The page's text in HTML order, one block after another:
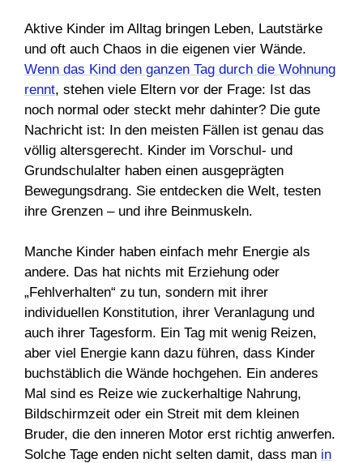
Aktive Kinder im Alltag bringen Leben, Lautstärke
und oft auch Chaos in die eigenen vier Wände.
Wenn das Kind den ganzen Tag durch die Wohnung
rennt, stehen viele Eltern vor der Frage: Ist das
noch normal oder steckt mehr dahinter? Die gute
Nachricht ist: In den meisten Fällen ist genau das
völlig altersgerecht. Kinder im Vorschul- und
Grundschulalter haben einen ausgeprägten
Bewegungsdrang. Sie entdecken die Welt, testen
ihre Grenzen – und ihre Beinmuskeln.
Manche Kinder haben einfach mehr Energie als
andere. Das hat nichts mit Erziehung oder
„Fehlverhalten“ zu tun, sondern mit ihrer
individuellen Konstitution, ihrer Veranlagung und
auch ihrer Tagesform. Ein Tag mit wenig Reizen,
aber viel Energie kann dazu führen, dass Kinder
buchstäblich die Wände hochgehen. Ein anderes
Mal sind es Reize wie zuckerhaltige Nahrung,
Bildschirmzeit oder ein Streit mit dem kleinen
Bruder, die den inneren Motor erst richtig anwerfen.
Solche Tage enden nicht selten damit, dass man in